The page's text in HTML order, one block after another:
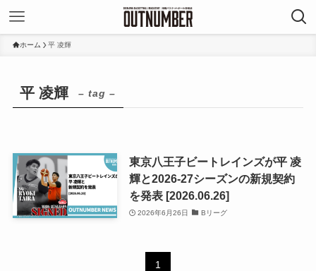
ホーム 平 凌輝
平 凌輝 – tag –
東京八王子ビートレインズが平 凌
輝と2026-27シーズンの新規契約
を発表 [2026.06.26]
2026年6月26日 Bリーグ
1